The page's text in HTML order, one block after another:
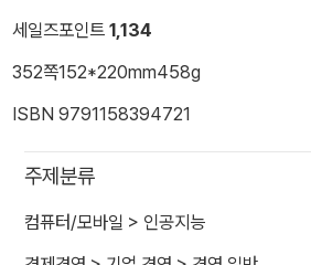
세일즈포인트 1,134
352쪽152*220mm458g
ISBN 9791158394721
주제분류
컴퓨터/모바일 > 인공지능